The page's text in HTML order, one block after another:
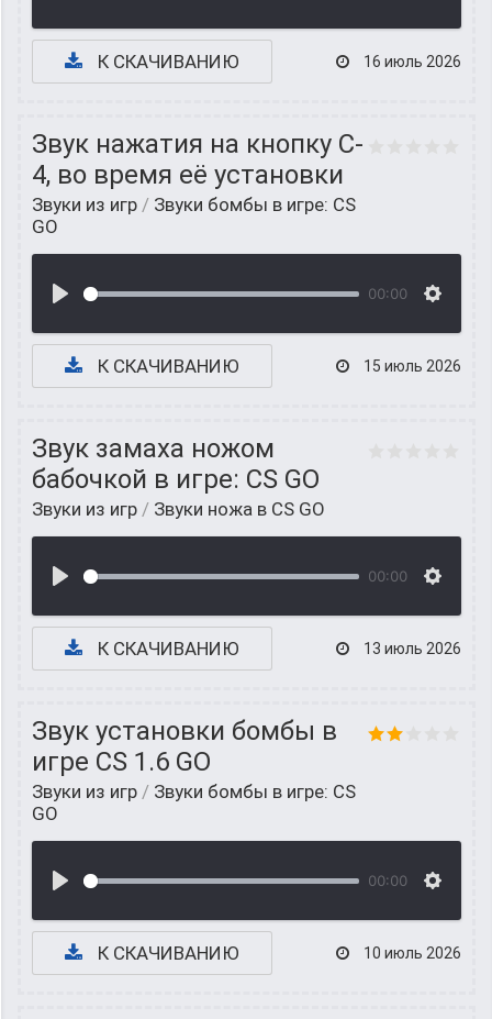
К СКАЧИВАНИЮ 16 июль 2026
Звук нажатия на кнопку C-
4, во время её установки
Звуки из игр / Звуки бомбы в игре: CS
GO
00:00
К СКАЧИВАНИЮ 15 июль 2026
Звук замаха ножом
бабочкой в игре: CS GO
Звуки из игр / Звуки ножа в CS GO
00:00
К СКАЧИВАНИЮ 13 июль 2026
Звук установки бомбы в
игре CS 1.6 GO
Звуки из игр / Звуки бомбы в игре: CS
GO
00:00
К СКАЧИВАНИЮ 10 июль 2026